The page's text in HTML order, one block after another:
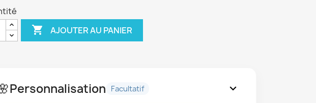
 AJOUTER AU PANIER
Personnalisation Facultatif expand_more